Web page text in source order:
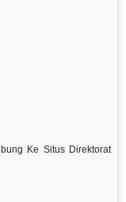
Ke Situs Direktorat